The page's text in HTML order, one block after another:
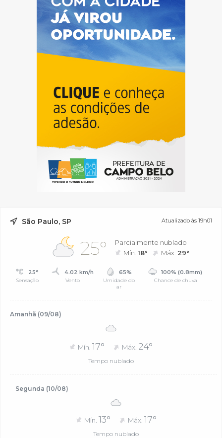
São Paulo, SP Atualizado às 19h01
25°
Parcialmente nublado
Mín.18° Máx. 29°
25°
Sensação
4.02 km/h
Vento
65%
Umidade do
ar
100% (0.8mm)
Chance de chuva
Amanhã (09/08)
Mín. 17° Máx. 24°
Tempo nublado
Segunda (10/08)
Mín. 13° Máx. 17°
Tempo nublado